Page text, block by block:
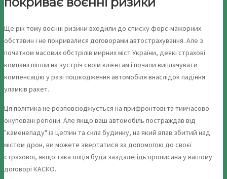
Ще рік тому воєнні ризики входили до списку форс-мажорних
обставин і не покривалися договорами автострахування. Але з
початком масових обстрілів мирних міст України, деякі страхові
компанії пішли на зустріч своїм клієнтам і почали виплачувати
компенсацію у разі пошкодження автомобіля внаслідок падіння
уламків ракет.
Ця політика не розповсюджується на прифронтові та тимчасово
окуповані регіони. Але якщо ваш автомобіль постраждав від
"каменепаду" із цеглин та скла будинку, на який впав збитий над
містом дрон, ви можете звертатися за допомогою до своєї
страхової, якщо така опція буда заздалегідь прописана у вашому
договорі КАСКО.